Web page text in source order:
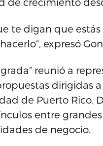
te digan que
expresó
reunió a
dirigidas
de Puerto Rico.
entre
de negocio.